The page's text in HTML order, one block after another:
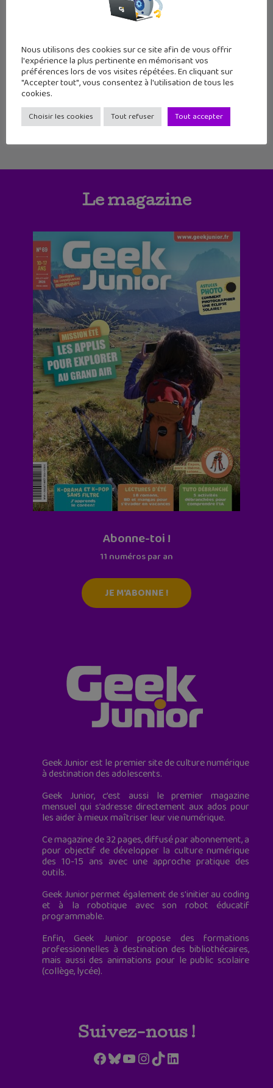
11 12
19 20
22 23 24 25 26 27 28
Le magazine
Abonne-toi !
11 numéros par an
JE M'ABONNE !
Geek Junior est le premier site de culture numérique
à destination des adolescents.
Geek Junior, c’est aussi le premier magazine
mensuel qui s’adresse directement aux ados pour
les aider à mieux maîtriser leur vie numérique.
Ce magazine de 32 pages, diffusé par abonnement, a
pour objectif de développer la culture numérique
des 10-15 ans avec une approche pratique des
outils.
Geek Junior permet également de s'initier au coding
et à la robotique avec son robot éducatif
programmable.
Enfin, Geek Junior propose des formations
professionnelles à destination des bibliothécaires,
mais aussi des animations pour le public scolaire
(collège, lycée).
Suivez-nous !
Facebook
Bluesky
YouTube
Instagram
TikTokLinkedIn
Nous utilisons des cookies sur ce site afin de vous offrir
l'expérience la plus pertinente en mémorisant vos
préférences lors de vos visites répétées. En cliquant sur
"Accepter tout", vous consentez à l'utilisation de tous les
cookies.
Choisir les cookies Tout refuser Tout accepter